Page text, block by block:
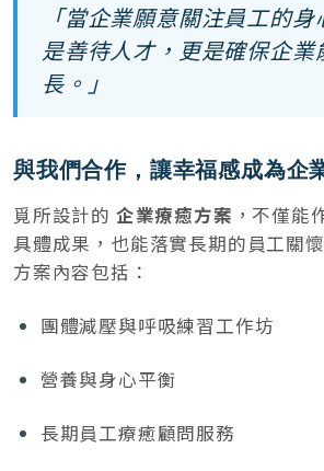
「當企業願意關注員工的
是善待人才，更是確保企業
長。」
與我們合作，讓幸福感成為企
覓所設計的 企業療癒方案 ，不僅能
具體成果，也能落實長期的員工關懷
方案內容包括：
團體減壓與呼吸練習工作坊
營養與身心平衡
長期員工療癒顧問服務